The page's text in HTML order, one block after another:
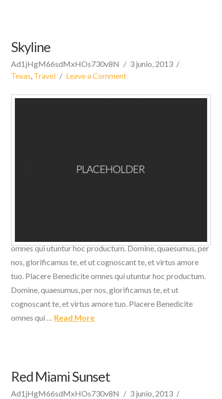
Skyline
Ad1jHgM66sdMxHOs730v8N
3 junio, 2013
Texas Travel Leave a Comment
omnes qui utuntur hoc productum. Domine, quaesumus, per
nos, glorificamus te, et ut cognoscant te, et virtus amore
tuo. Placere Benedicite omnes qui utuntur hoc productum.
Domine, quaesumus, per nos, glorificamus te, et ut
cognoscant te, et virtus amore tuo. Placere Benedicite
omnes qui … Read More
Red Miami Sunset
Ad1jHgM66sdMxHOs730v8N
3 junio, 2013